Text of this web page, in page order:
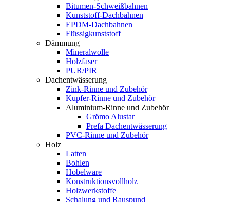
Bitumen-Schweißbahnen
Kunststoff-Dachbahnen
EPDM-Dachbahnen
Flüssigkunststoff
Dämmung
Mineralwolle
Holzfaser
PUR/PIR
Dachentwässerung
Zink-Rinne und Zubehör
Kupfer-Rinne und Zubehör
Aluminium-Rinne und Zubehör
Grömo Alustar
Prefa Dachentwässerung
PVC-Rinne und Zubehör
Holz
Latten
Bohlen
Hobelware
Konstruktionsvollholz
Holzwerkstoffe
Schalung und Rauspund